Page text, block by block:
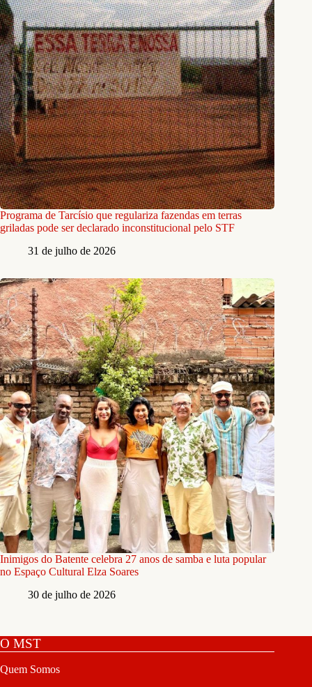
Programa de Tarcísio que regulariza fazendas em terras
griladas pode ser declarado inconstitucional pelo STF
31 de julho de 2026
Inimigos do Batente celebra 27 anos de samba e luta popular
no Espaço Cultural Elza Soares
30 de julho de 2026
O MST
Quem Somos